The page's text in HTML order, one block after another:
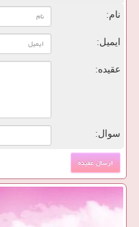
نام:
ایمیل:
عقیده:
سوال: